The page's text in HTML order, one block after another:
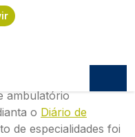
ambulatório
o Diário de
de especialidades foi